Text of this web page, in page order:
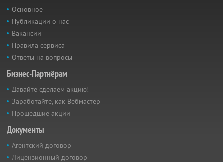
Основное
Публикации о нас
Вакансии
Правила сервиса
Ответы на вопросы
Бизнес-Партнёрам
Давайте сделаем акцию!
Заработайте, как Вебмастер
Прошедшие акции
Документы
Агентский договор
Лицензионный договор